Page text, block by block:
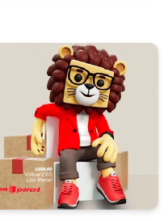
Parcel
paket kecil dan besar ke
memiliki metode
cek ongkir, dan lacak
aman, harganya